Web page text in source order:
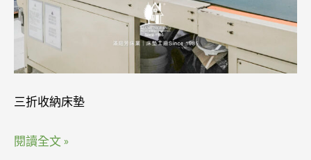
三折收納床墊
美
車
的
技
挑
閱讀全文 »